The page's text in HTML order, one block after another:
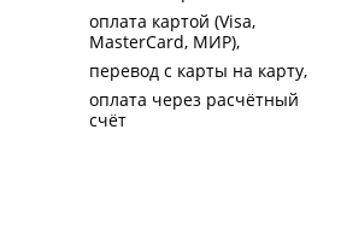
оплата картой (Visa,
MasterCard, МИР)
перевод с карты на карту
оплата через расчётный
счёт